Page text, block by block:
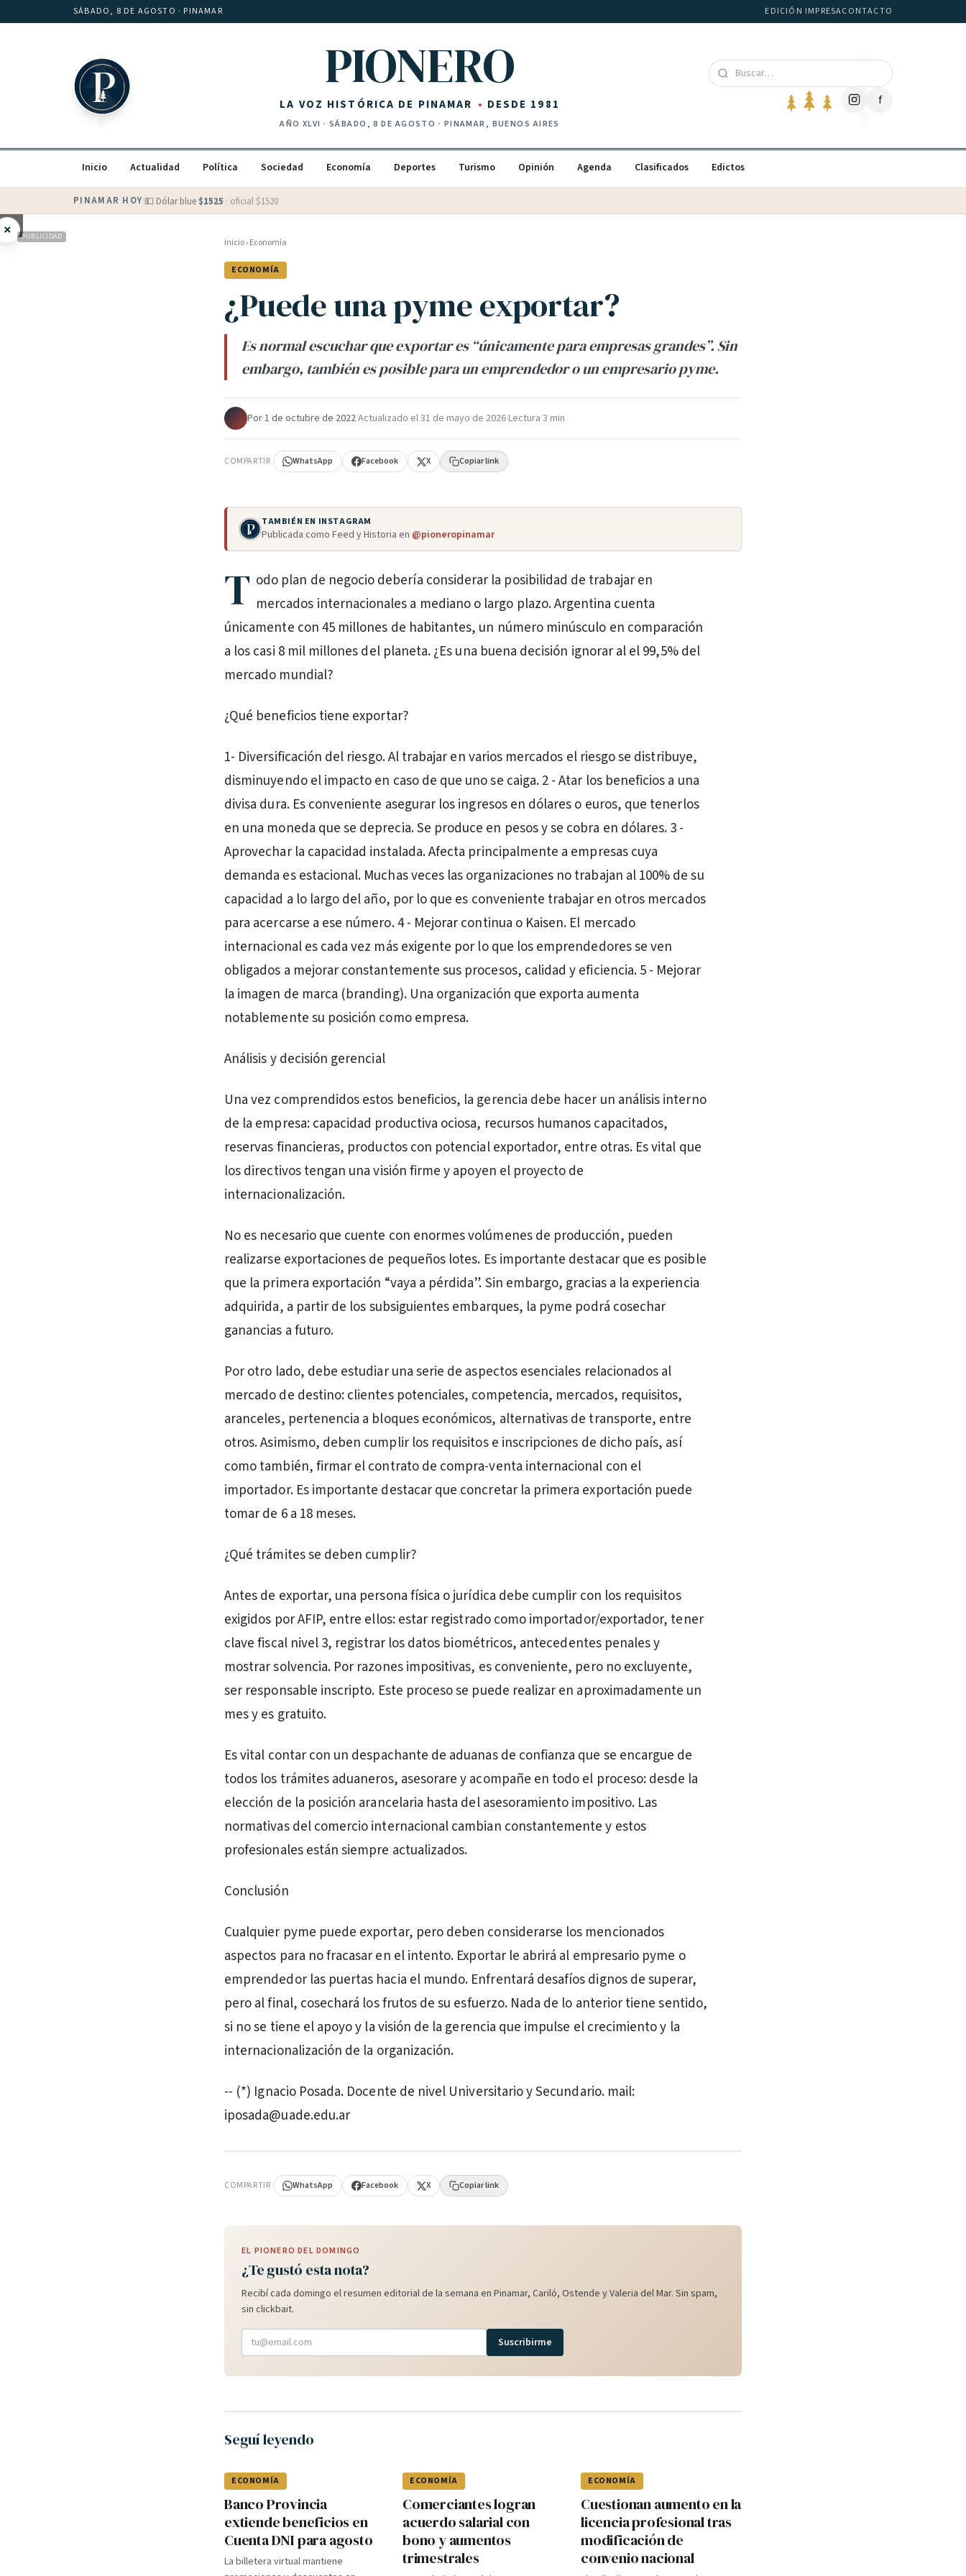
Saltar al contenidoSÁBADO, 8 DE AGOSTO · PINAMAR EDICIÓN IMPRESACONTACTO
PIONERO
LA VOZ HISTÓRICA DE PINAMAR DESDE 1981
AÑO XLVI · SÁBADO, 8 DE AGOSTO · PINAMAR, BUENOS AIRES
f
Inicio Actualidad Política Sociedad Economía Deportes Turismo Opinión Agenda Clasificados Edictos
PINAMAR HOY·💵 Dólar blue $1525 · oficial $1520
× PUBLICIDAD Inicio›Economía
ECONOMÍA
¿Puede una pyme exportar?
Es normal escuchar que exportar es “únicamente para empresas grandes”. Sin
embargo, también es posible para un emprendedor o un empresario pyme.
Por·1 de octubre de 2022·Actualizado el31 de mayo de 2026·Lectura 3 min
COMPARTIR WhatsApp Facebook X Copiar link
TAMBIÉN EN INSTAGRAM
Publicada como Feed y Historia en @pioneropinamar
T odo plan de negocio debería considerar la posibilidad de trabajar en
mercados internacionales a mediano o largo plazo. Argentina cuenta
únicamente con 45 millones de habitantes, un número minúsculo en comparación
a los casi 8 mil millones del planeta. ¿Es una buena decisión ignorar al el 99,5% del
mercado mundial?
¿Qué beneficios tiene exportar?
1- Diversificación del riesgo. Al trabajar en varios mercados el riesgo se distribuye,
disminuyendo el impacto en caso de que uno se caiga. 2 - Atar los beneficios a una
divisa dura. Es conveniente asegurar los ingresos en dólares o euros, que tenerlos
en una moneda que se deprecia. Se produce en pesos y se cobra en dólares. 3 -
Aprovechar la capacidad instalada. Afecta principalmente a empresas cuya
demanda es estacional. Muchas veces las organizaciones no trabajan al 100% de su
capacidad a lo largo del año, por lo que es conveniente trabajar en otros mercados
para acercarse a ese número. 4 - Mejorar continua o Kaisen. El mercado
internacional es cada vez más exigente por lo que los emprendedores se ven
obligados a mejorar constantemente sus procesos, calidad y eficiencia. 5 - Mejorar
la imagen de marca (branding). Una organización que exporta aumenta
notablemente su posición como empresa.
Análisis y decisión gerencial
Una vez comprendidos estos beneficios, la gerencia debe hacer un análisis interno
de la empresa: capacidad productiva ociosa, recursos humanos capacitados,
reservas financieras, productos con potencial exportador, entre otras. Es vital que
los directivos tengan una visión firme y apoyen el proyecto de
internacionalización.
No es necesario que cuente con enormes volúmenes de producción, pueden
realizarse exportaciones de pequeños lotes. Es importante destacar que es posible
que la primera exportación “vaya a pérdida”. Sin embargo, gracias a la experiencia
adquirida, a partir de los subsiguientes embarques, la pyme podrá cosechar
ganancias a futuro.
Por otro lado, debe estudiar una serie de aspectos esenciales relacionados al
mercado de destino: clientes potenciales, competencia, mercados, requisitos,
aranceles, pertenencia a bloques económicos, alternativas de transporte, entre
otros. Asimismo, deben cumplir los requisitos e inscripciones de dicho país, así
como también, firmar el contrato de compra-venta internacional con el
importador. Es importante destacar que concretar la primera exportación puede
tomar de 6 a 18 meses.
¿Qué trámites se deben cumplir?
Antes de exportar, una persona física o jurídica debe cumplir con los requisitos
exigidos por AFIP, entre ellos: estar registrado como importador/exportador, tener
clave fiscal nivel 3, registrar los datos biométricos, antecedentes penales y
mostrar solvencia. Por razones impositivas, es conveniente, pero no excluyente,
ser responsable inscripto. Este proceso se puede realizar en aproximadamente un
mes y es gratuito.
Es vital contar con un despachante de aduanas de confianza que se encargue de
todos los trámites aduaneros, asesorare y acompañe en todo el proceso: desde la
elección de la posición arancelaria hasta del asesoramiento impositivo. Las
normativas del comercio internacional cambian constantemente y estos
profesionales están siempre actualizados.
Conclusión
Cualquier pyme puede exportar, pero deben considerarse los mencionados
aspectos para no fracasar en el intento. Exportar le abrirá al empresario pyme o
emprendedor las puertas hacia el mundo. Enfrentará desafíos dignos de superar,
pero al final, cosechará los frutos de su esfuerzo. Nada de lo anterior tiene sentido,
si no se tiene el apoyo y la visión de la gerencia que impulse el crecimiento y la
internacionalización de la organización.
-- (*) Ignacio Posada. Docente de nivel Universitario y Secundario. mail:
iposada@uade.edu.ar
COMPARTIR WhatsApp Facebook X Copiar link
EL PIONERO DEL DOMINGO
¿Te gustó esta nota?
Recibí cada domingo el resumen editorial de la semana en Pinamar, Cariló, Ostende y Valeria del Mar. Sin spam,
sin clickbait.
Suscribirme
Seguí leyendo
ECONOMÍA
Banco Provincia
extiende beneficios en
Cuenta DNI para agosto
La billetera virtual mantiene
ECONOMÍA
Comerciantes logran
acuerdo salarial con
bono y aumentos
trimestrales
ECONOMÍA
Cuestionan aumento en la
licencia profesional tras
modificación de
convenio nacional